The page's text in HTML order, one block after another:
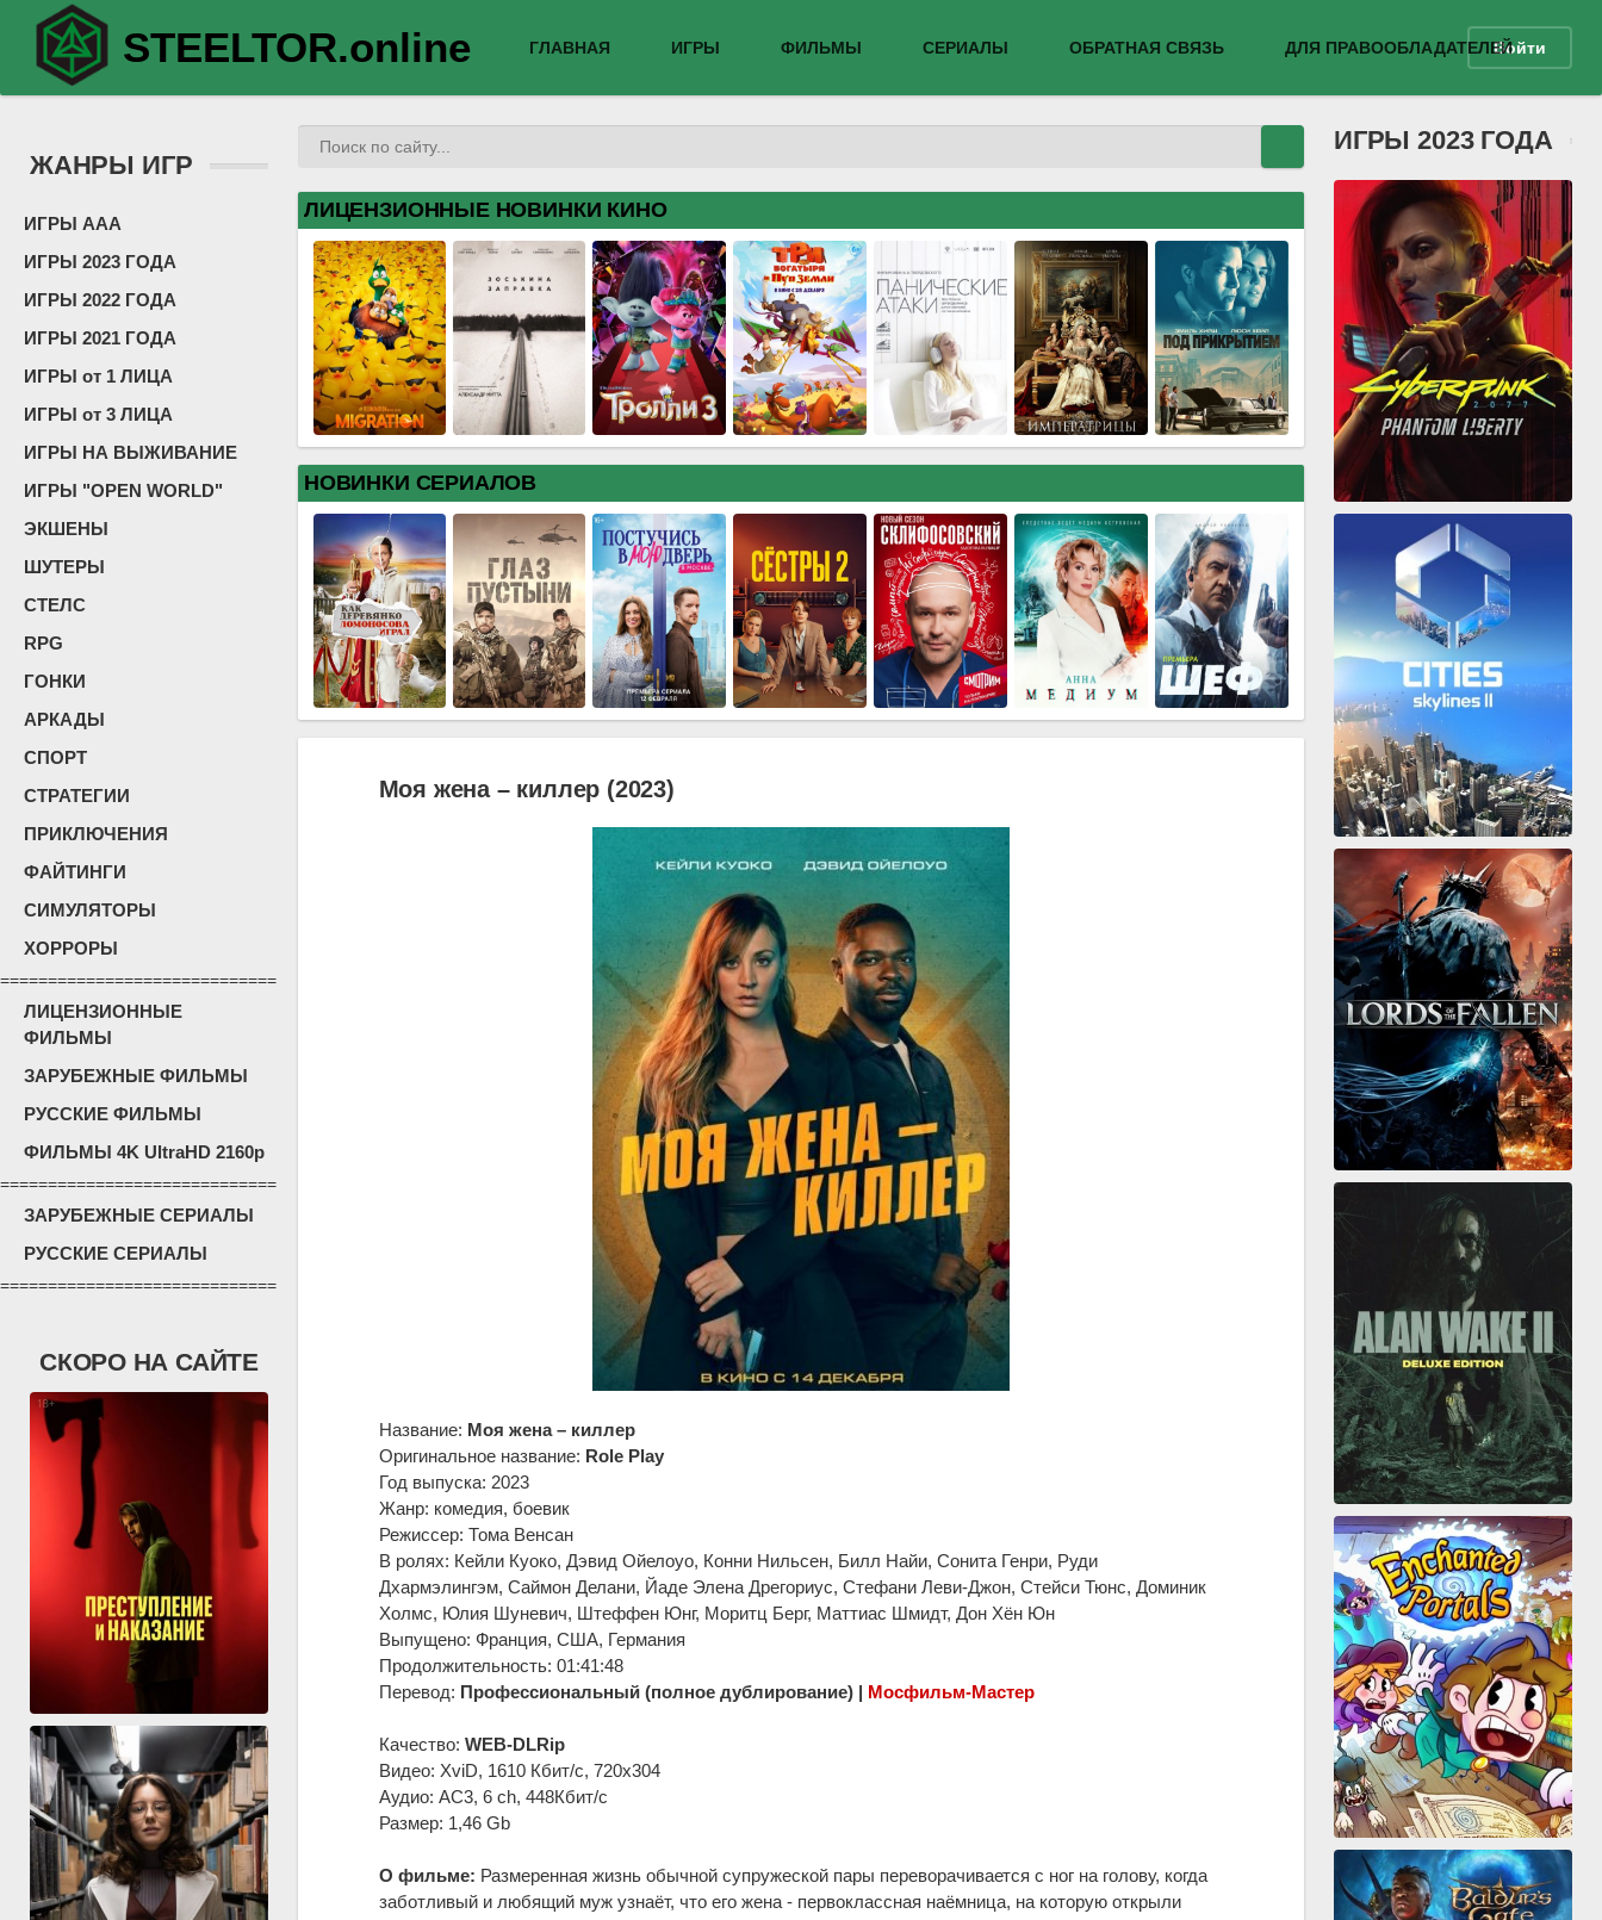
STEELTOR.online ГЛАВНАЯ ИГРЫ ФИЛЬМЫ СЕРИАЛЫ ОБРАТНАЯ СВЯЗЬ ДЛЯ ПРАВООБЛАДАТЕЛЕЙВойти
ЖАНРЫ ИГР
ИГРЫ ААА
ИГРЫ 2023 ГОДА
ИГРЫ 2022 ГОДА
ИГРЫ 2021 ГОДА
ИГРЫ от 1 ЛИЦА
ИГРЫ от 3 ЛИЦА
ИГРЫ НА ВЫЖИВАНИЕ
ИГРЫ "OPEN WORLD"
ЭКШЕНЫ
ШУТЕРЫ
СТЕЛС
RPG
ГОНКИ
АРКАДЫ
СПОРТ
СТРАТЕГИИ
ПРИКЛЮЧЕНИЯ
ФАЙТИНГИ
СИМУЛЯТОРЫ
ХОРРОРЫ
=============================
ЛИЦЕНЗИОННЫЕ
ФИЛЬМЫ
ЗАРУБЕЖНЫЕ ФИЛЬМЫ
РУССКИЕ ФИЛЬМЫ
ФИЛЬМЫ 4K UltraHD 2160p
=============================
ЗАРУБЕЖНЫЕ СЕРИАЛЫ
РУССКИЕ СЕРИАЛЫ
=============================
СКОРО НА САЙТЕ
ЛИЦЕНЗИОННЫЕ НОВИНКИ КИНО
НОВИНКИ СЕРИАЛОВ
Моя жена – киллер (2023)
Название: Моя жена – киллер
Оригинальное название: Role Play
Год выпуска: 2023
Жанр: комедия, боевик
Режиссер: Тома Венсан
В ролях: Кейли Куоко, Дэвид Ойелоуо, Конни Нильсен, Билл Найи, Сонита Генри, Руди
Дхармэлингэм, Саймон Делани, Йаде Элена Дрегориус, Стефани Леви-Джон, Стейси Тюнс, Доминик
Холмс, Юлия Шуневич, Штеффен Юнг, Моритц Берг, Маттиас Шмидт, Дон Хён Юн
Выпущено: Франция, США, Германия
Продолжительность: 01:41:48
Перевод: Профессиональный (полное дублирование) | Мосфильм-Мастер
Качество: WEB-DLRip
Видео: XviD, 1610 Кбит/с, 720x304
Аудио: AC3, 6 ch, 448Кбит/с
Размер: 1,46 Gb
О фильме: Размеренная жизнь обычной супружеской пары переворачивается с ног на голову, когда
заботливый и любящий муж узнаёт, что его жена - первоклассная наёмница, на которую открыли
ИГРЫ 2023 ГОДА